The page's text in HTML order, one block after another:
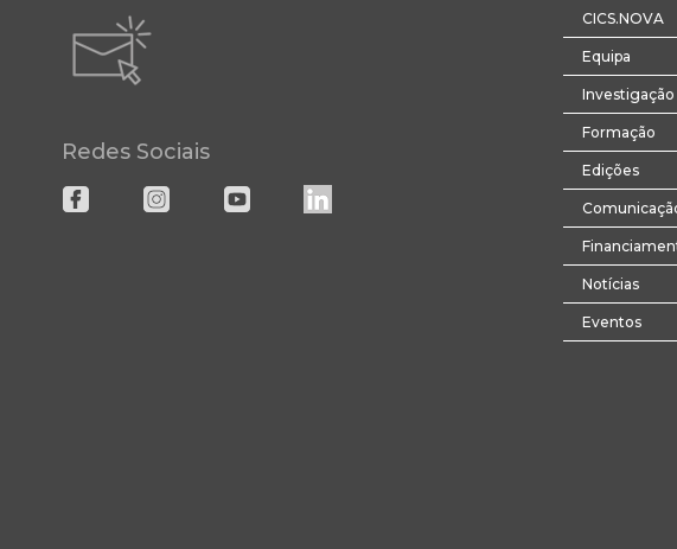
Redes Sociais
CICS.NOVA
Equipa
Investigação
Formação
Edições
Notícias
Eventos